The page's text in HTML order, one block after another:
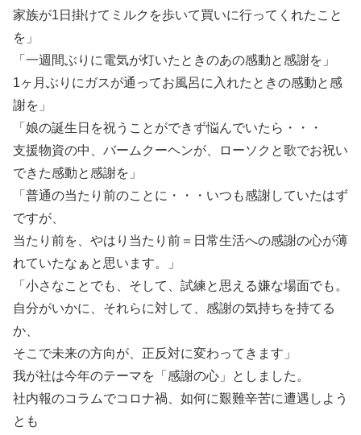
家族が1日掛けてミルクを歩いて買いに行ってくれたこと
を」
「一週間ぶりに電気が灯いたときのあの感動と感謝を」
1ヶ月ぶりにガスが通ってお風呂に入れたときの感動と感
謝を」
「娘の誕生日を祝うことができず悩んでいたら・・・
支援物資の中、バームクーヘンが、ローソクと歌でお祝い
できた感動と感謝を」
「普通の当たり前のことに・・・いつも感謝していたはず
ですが、
当たり前を、やはり当たり前＝日常生活への感謝の心が薄
れていたなぁと思います。」
「小さなことでも、そして、試練と思える嫌な場面でも。
自分がいかに、それらに対して、感謝の気持ちを持てる
か、
そこで未来の方向が、正反対に変わってきます」
我が社は今年のテーマを「感謝の心」としました。
社内報のコラムでコロナ禍、如何に艱難辛苦に遭遇しよう
とも